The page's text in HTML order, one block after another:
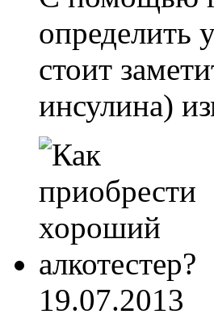
определить
стоит
инсулина)
19.07.2013